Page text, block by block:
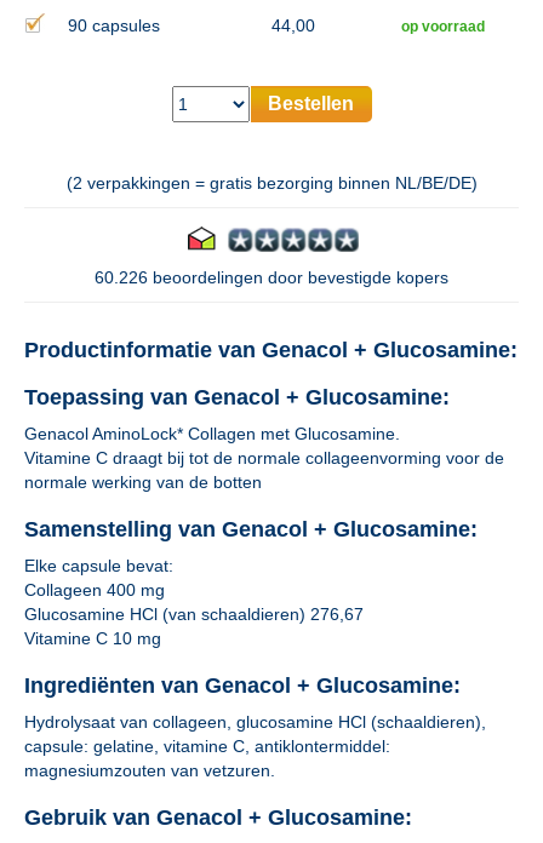
90 capsules 44,00 op voorraad
Bestellen
(2 verpakkingen = gratis bezorging binnen NL/BE/DE)
60.226 beoordelingen door bevestigde kopers
Productinformatie van Genacol + Glucosamine:
Toepassing van Genacol + Glucosamine:
Genacol AminoLock* Collagen met Glucosamine.
Vitamine C draagt bij tot de normale collageenvorming voor de
normale werking van de botten
Samenstelling van Genacol + Glucosamine:
Elke capsule bevat:
Collageen 400 mg
Glucosamine HCl (van schaaldieren) 276,67
Vitamine C 10 mg
Ingrediënten van Genacol + Glucosamine:
Hydrolysaat van collageen, glucosamine HCl (schaaldieren),
capsule: gelatine, vitamine C, antiklontermiddel:
magnesiumzouten van vetzuren.
Gebruik van Genacol + Glucosamine: